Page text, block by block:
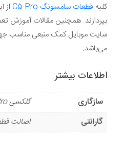
کلیه قطعات سامسونگ C5 Pro
از
سایت موبایل کمک منبعی مناسب
می‌باشد.
اطلاعات بیشتر
سازگاری
گلکسی C5 Pro
گارانتی
اصالت